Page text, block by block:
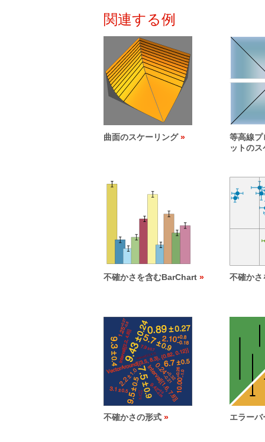
関連する例
曲面のスケーリング
等高線プ
ットの
不確かさを含むBarChart 不確か
不確かさの形式 エラー